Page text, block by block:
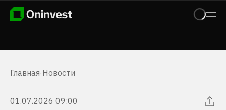
Главная·Новости
01.07.2026 09:00